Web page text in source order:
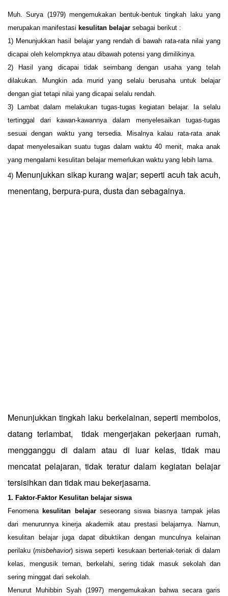
Muh. Surya (1979) mengemukakan bentuk-bentuk tingkah laku yang
merupakan manifestasi kesulitan belajar sebagai berikut :
1) Menunjukkan hasil belajar yang rendah di bawah rata-rata nilai yang
dicapai oleh kelompknya atau dibawah potensi yang dimilikinya.
2)
Hasil yang dicapai tidak seimbang dengan usaha yang telah
dilakukan. Mungkin ada murid yang selalu berusaha untuk belajar
dengan giat tetapi nilai yang dicapai selalu rendah.
3)
Lambat dalam melakukan tugas-tugas kegiatan belajar. Ia selalu
tertinggal dari kawan-kawannya dalam menyelesaikan tugas-tugas
sesuai dengan waktu yang tersedia. Misalnya kalau rata-rata anak
dapat menyelesaikan suatu tugas dalam waktu 40 menit, maka anak
yang mengalami kesulitan belajar memerlukan waktu yang lebih lama.
4) Menunjukkan sikap kurang wajar; seperti acuh tak acuh,
menentang, berpura-pura, dusta dan sebagainya.
Menunjukkan tingkah laku berkelainan, seperti membolos,
datang terlambat,
tidak mengerjakan pekerjaan rumah,
mengganggu di dalam atau di luar kelas, tidak mau
mencatat pelajaran, tidak teratur dalam kegiatan belajar
tersisihkan dan tidak mau bekerjasama.
1. Faktor-Faktor Kesulitan belajar siswa
Fenomena kesulitan belajarseseorang siswa biasnya tampak jelas
dari menurunnya kinerja akademik atau prestasi belajarnya. Namun,
kesulitan belajar juga dapat dibuktikan dengan munculnya kelainan
perilaku (misbehavior) siswa seperti kesukaan berteriak-teriak di dalam
kelas, mengusik teman, berkelahi, sering tidak masuk sekolah dan
sering minggat dari sekolah.
Menurut Muhibbin Syah (1997) mengemukakan bahwa secara garis